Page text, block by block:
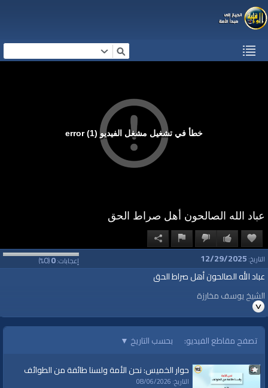
خطأ في تشغيل مشغل الفيديو (1) error
عباد الله الصالحون أهل صراط الحق
إعجابات:0
(
0
%) التاريخ: 12/29/2025
عباد الله الصالحون أهل صراط الحق
الشيخ يوسف مخارزة
الفئات:
متفرقات
قنوات:
برامج الواقية
تصفح مقاطع الفيديو: بحسب التاريخ ▼
حوار الخميس: نحن الأمة ولسنا طائفة من الطوائف
التاريخ: 08/06/2026